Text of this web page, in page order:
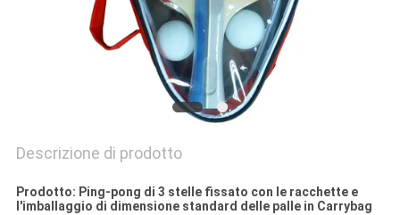
Descrizione di prodotto
Prodotto: Ping-pong di 3 stelle fissato con le racchette e
l'imballaggio di dimensione standard delle palle in Carrybag